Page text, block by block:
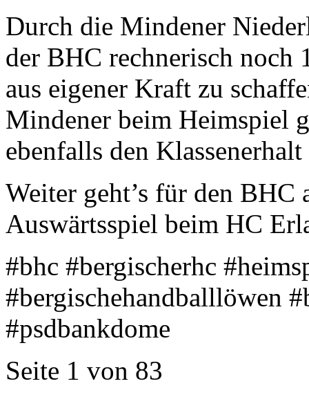
Durch die Mindener
der BHC rechnerisch noch
aus eigener Kraft zu
Mindener beim Heimspiel
ebenfalls den
Weiter geht’s für den BHC
Auswärtsspiel beim HC
#bhc #bergischerhc
#bergischehandballlöwen
#psdbankdome
Seite 1 von 83